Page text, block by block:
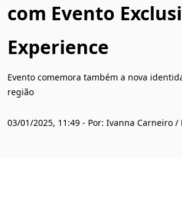
com Evento
Experience
Evento comemora também a nova
região
03/01/2025, 11:49 - Por: Ivanna Carneiro /